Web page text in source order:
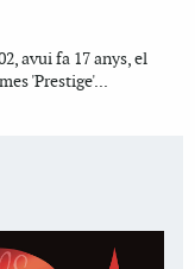
avui fa 17 anys, el
'Prestige'...